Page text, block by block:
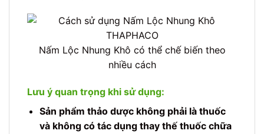
Nấm Lộc Nhung Khô có thể chế biến theo
nhiều cách
Lưu ý quan trọng khi sử dụng:
Sản phẩm thảo dược không phải là thuốc
và không có tác dụng thay thế thuốc chữa